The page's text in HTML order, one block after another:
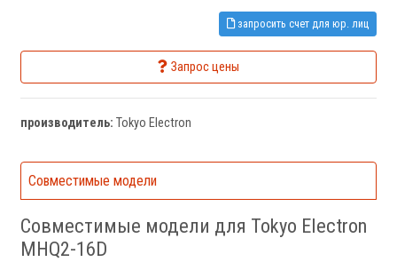
запросить счет для юр. лиц
Запрос цены
производитель: Tokyo Electron
Совместимые модели
Совместимые модели для Tokyo Electron
MHQ2-16D